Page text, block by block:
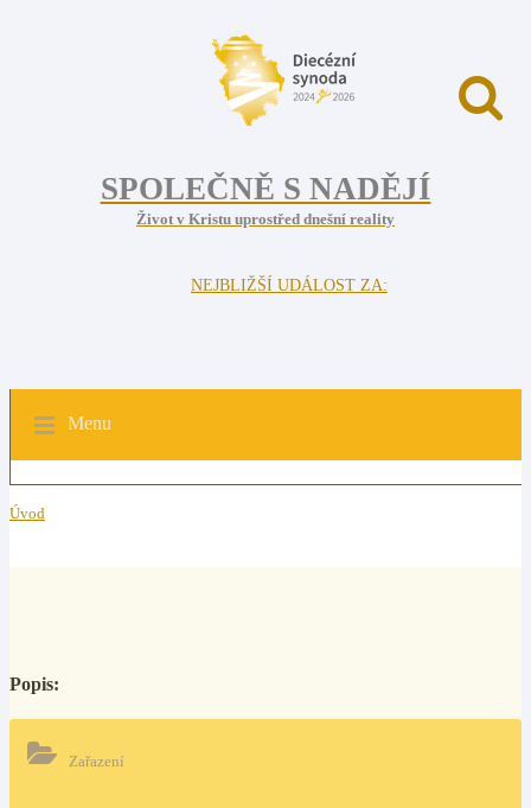
SPOLEČNĚ S NADĚJÍ
Život v Kristu uprostřed dnešní reality
NEJBLIŽŠÍ UDÁLOST ZA:
Menu
Úvod
Popis:
Zařazení